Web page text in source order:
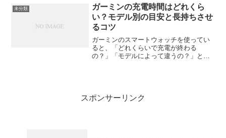
安」「発火やマルウェアの噂も聞くけど
本当？」と感じる...
未分類
ガーミンの充電時間はどれくら
い？モデル別の目安と長持ちさせ
るコツ
ガーミンのスマートウォッチを使ってい
ると、「どれくらいで充電が終わる
の？」「モデルによって違うの？」と気
スポンサーリンク